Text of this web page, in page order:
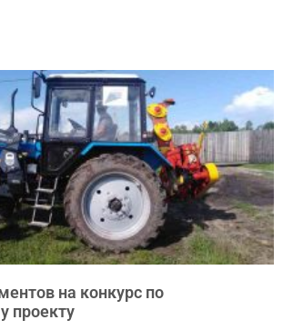
на конкурс по
проекту